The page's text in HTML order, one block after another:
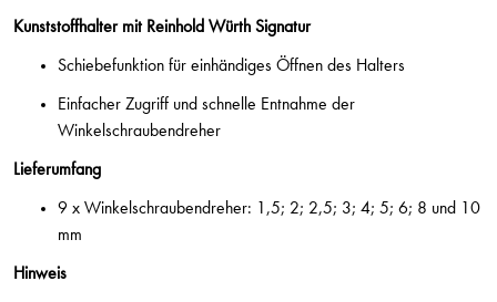
Kunststoffhalter mit Reinhold Würth Signatur
Schiebefunktion für einhändiges Öffnen des Halters
Einfacher Zugriff und schnelle Entnahme der
Winkelschraubendreher
Lieferumfang
9 x Winkelschraubendreher: 1,5; 2; 2,5; 3; 4; 5; 6; 8 und 10
mm
Hinweis